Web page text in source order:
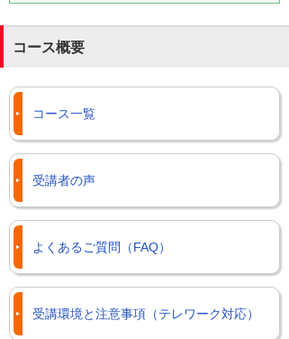
コース概要
コース一覧
受講者の声
よくあるご質問（FAQ）
受講環境と注意事項（テレワーク対応）